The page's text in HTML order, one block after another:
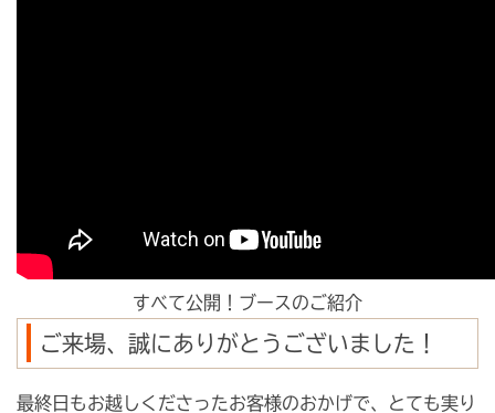
すべて公開！ブースのご紹介
ご来場、誠にありがとうございました！
最終日もお越しくださったお客様のおかげで、とても実り